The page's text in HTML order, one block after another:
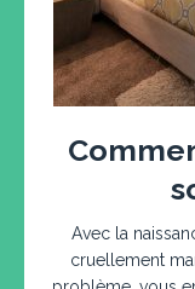
Avec la
cruellement